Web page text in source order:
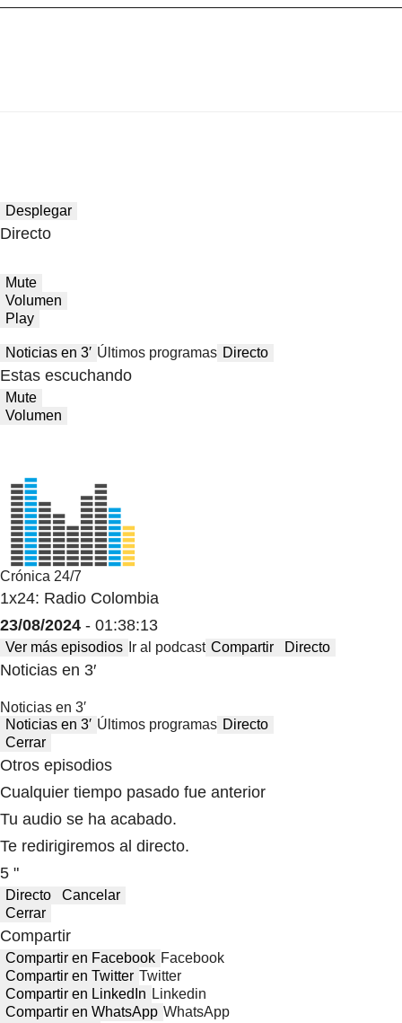
Desplegar
Directo
Mute
Volumen
Play
Noticias en 3′ Últimos programas Directo
Estas escuchando
Mute
Volumen
Crónica 24/7
1x24: Radio Colombia
23/08/2024 - 01:38:13
Ver más episodios Ir al podcast Compartir Directo
Noticias en 3′
Noticias en 3′
Noticias en 3′ Últimos programas Directo
Cerrar
Otros episodios
Cualquier tiempo pasado fue anterior
Tu audio se ha acabado.
Te redirigiremos al directo.
5 "
Directo
Cancelar
Cerrar
Compartir
Compartir en Facebook Facebook
Compartir en Twitter Twitter
Compartir en LinkedIn Linkedin
Compartir en WhatsApp WhatsApp